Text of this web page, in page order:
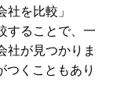
社を比較」
することで、一
社が見つかりま
つくこともあり